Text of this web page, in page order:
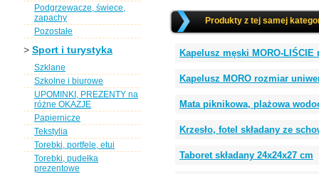
Podgrzewacze, świece,
zapachy
Pozostałe
> Sport i turystyka
Szklane
Szkolne i biurowe
UPOMINKI, PREZENTY na
różne OKAZJE
Papiernicze
Tekstylia
Torebki, portfele, etui
Torebki, pudełka
prezentowe
Produkty z tej samej
Kapelusz męski MORO-LIŚCIE
Kapelusz MORO rozmiar
Mata piknikowa, plażowa
Krzesło, fotel składany ze
Taboret składany 24x24x27 cm